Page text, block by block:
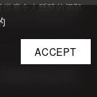
ACCEPT
應令人醺醉的酒類
not be sold or
Reserved.